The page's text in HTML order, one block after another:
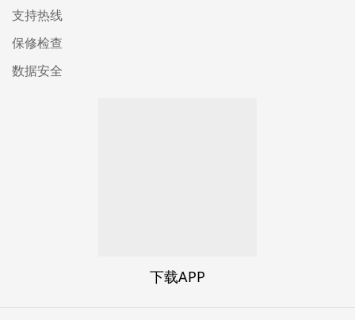
支持热线
保修检查
数据安全
下载APP